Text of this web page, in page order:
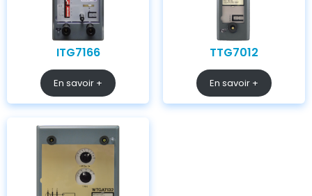
ITG7166
En savoir +
TTG7012
En savoir +